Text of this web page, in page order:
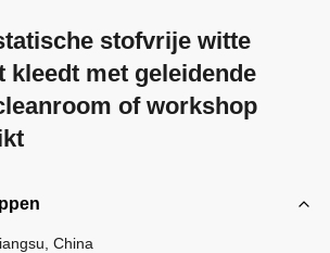
stofvrije witte
kleedt met geleidende
of workshop
China